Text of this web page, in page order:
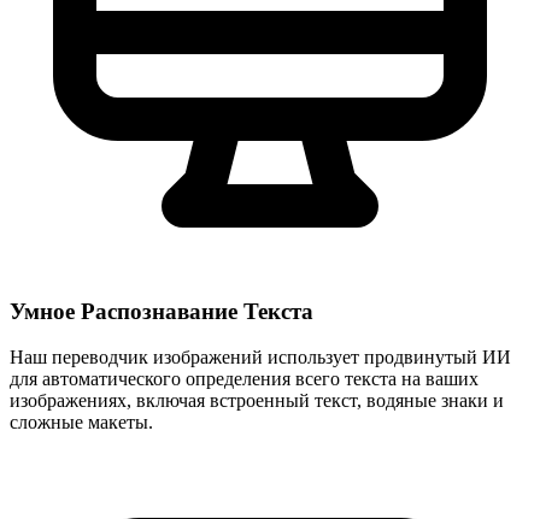
Умное Распознавание Текста
Наш переводчик изображений использует продвинутый ИИ
для автоматического определения всего текста на ваших
изображениях, включая встроенный текст, водяные знаки и
сложные макеты.